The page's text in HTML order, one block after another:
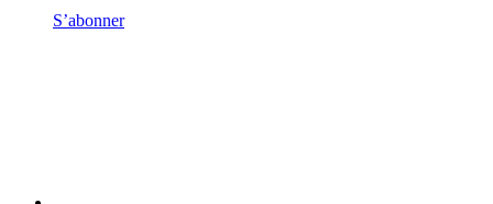
S’abonner